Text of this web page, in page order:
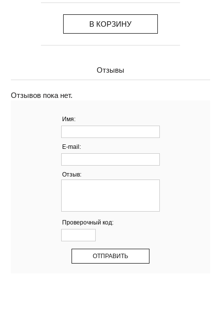
В КОРЗИНУ
Отзывы
Отзывов пока нет.
Имя:
E-mail:
Отзыв:
Проверочный код: